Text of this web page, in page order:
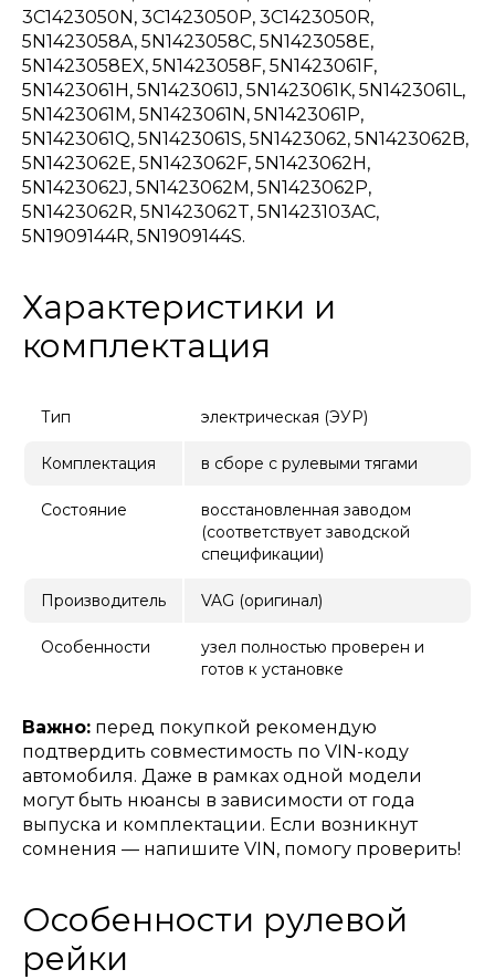
3C1423050N, 3C1423050P, 3C1423050R,
5N1423058A, 5N1423058C, 5N1423058E,
5N1423058EX, 5N1423058F, 5N1423061F,
5N1423061H, 5N1423061J, 5N1423061K, 5N1423061L,
5N1423061M, 5N1423061N, 5N1423061P,
5N1423061Q, 5N1423061S, 5N1423062, 5N1423062B,
5N1423062E, 5N1423062F, 5N1423062H,
5N1423062J, 5N1423062M, 5N1423062P,
5N1423062R, 5N1423062T, 5N1423103AC,
5N1909144R, 5N1909144S.
Характеристики и
комплектация
Тип электрическая (ЭУР)
Комплектация в сборе с рулевыми тягами
Состояние
восстановленная заводом
(соответствует заводской
спецификации)
Производитель VAG (оригинал)
Особенности
узел полностью проверен и
готов к установке
Важно: перед покупкой рекомендую
подтвердить совместимость по VIN-коду
автомобиля. Даже в рамках одной модели
могут быть нюансы в зависимости от года
выпуска и комплектации. Если возникнут
сомнения — напишите VIN, помогу проверить!
Особенности рулевой
рейки